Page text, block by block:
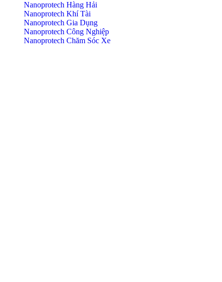
Nanoprotech Hàng Hải
Nanoprotech Khí Tài
Nanoprotech Gia Dụng
Nanoprotech Công Nghiệp
Nanoprotech Chăm Sóc Xe